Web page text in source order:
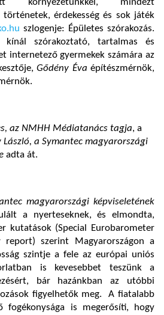
környezetünkkel, mindezt
történetek, érdekesség és sok játék
szlogenje: Épületes szórakozás.
kínál szórakoztató, tartalmas és
internetező gyermekek számára az
Gődény Éva építészmérnök,
az NMHH Médiatanács tagja, a
László, a Symantec magyarországi
adta át.
magyarországi képviseletének
a nyerteseknek, és elmondta,
kutatások (Special Eurobarometer
szerint Magyarországon a
szintje a fele az európai uniós
is kevesebbet teszünk a
bár hazánkban az utóbbi
figyelhetők meg. A fiatalabb
fogékonysága is megerősíti, hogy